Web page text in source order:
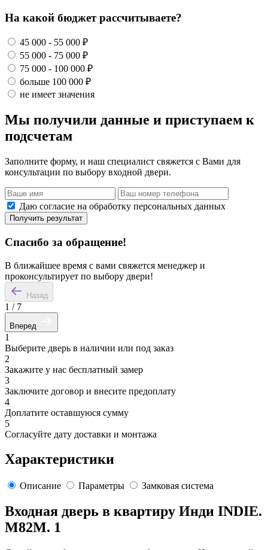
На какой бюджет рассчитываете?
45 000 - 55 000 ₽
55 000 - 75 000 ₽
75 000 - 100 000 ₽
больше 100 000 ₽
не имеет значения
Мы получили данные и приступаем к
подсчетам
Заполните форму, и наш специалист свяжется с Вами для
консультации по выбору входной двери.
Даю согласие на обработку персональных данных
Получить результат
Спасибо за обращение!
В ближайшее время с вами свяжется менеджер и
проконсультирует по выбору двери!
Назад
1 / 7
Вперед
1
Выберите дверь в наличии или под заказ
2
Закажите у нас бесплатный замер
3
Заключите договор и внесите предоплату
4
Доплатите оставшуюся сумму
5
Согласуйте дату доставки и монтажа
Характеристики
Описание Параметры Замковая система
Входная дверь в квартиру Инди INDIE.
M82M. 1